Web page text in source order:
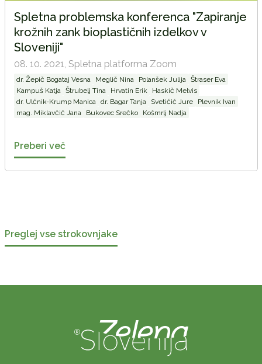
Spletna problemska konferenca "Zapiranje
krožnih zank bioplastičnih izdelkov v
Sloveniji"
08. 10. 2021, Spletna platforma Zoom
dr. Žepič Bogataj Vesna Meglič Nina Polanšek Julija
Štraser Eva
Kampuš Katja
Štrubelj Tina Hrvatin Erik
Haskič Melvis
dr. Ulčnik-Krump Manica
dr. Bagar Tanja Svetičič Jure
Plevnik Ivan
mag. Miklavčič Jana
Bukovec Srečko Košmrlj Nadja
Preberi več
Preglej vse strokovnjake